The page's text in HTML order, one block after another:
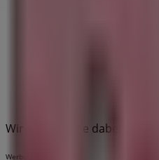
Wir sind gerade dabei
Werbung